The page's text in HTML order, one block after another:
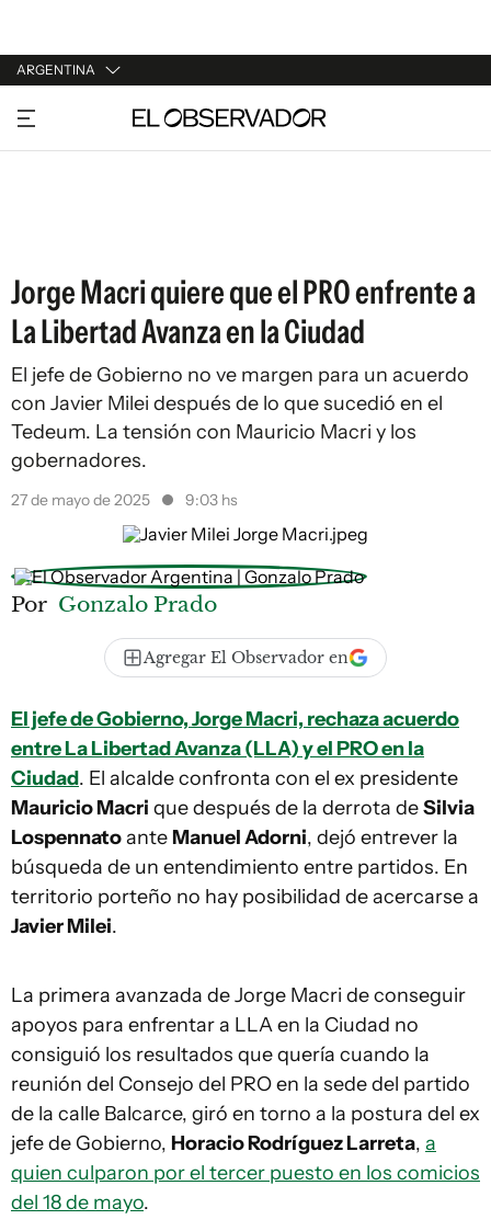
ARGENTINA
URUGUAY
ARGENTINA
Jorge Macri quiere que el PRO enfrente a
La Libertad Avanza en la Ciudad
El jefe de Gobierno no ve margen para un acuerdo
con Javier Milei después de lo que sucedió en el
Tedeum. La tensión con Mauricio Macri y los
gobernadores.
27 de mayo de 2025 9:03 hs
Por Gonzalo Prado
Agregar El Observador en
El jefe de Gobierno, Jorge Macri, rechaza acuerdo
entre La Libertad Avanza (LLA) y el PRO en la
Ciudad. El alcalde confronta con el ex presidente
Mauricio Macri que después de la derrota deSilvia
Lospennatoante Manuel Adorni, dejó entrever la
búsqueda de un entendimiento entre partidos. En
territorio porteño no hay posibilidad de acercarse a
Javier Milei.
La primera avanzada de Jorge Macri de conseguir
apoyos para enfrentar a LLA en la Ciudad no
consiguió los resultados que quería cuando la
reunión del Consejo del PRO en la sede del partido
de la calle Balcarce, giró en torno a la postura del ex
jefe de Gobierno, Horacio Rodríguez Larreta, a
quien culparon por el tercer puesto en los comicios
del 18 de mayo.